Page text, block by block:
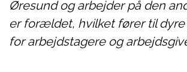
Øresund og arbejder på den
er forældet, hvilket fører til
for arbejdstagere og